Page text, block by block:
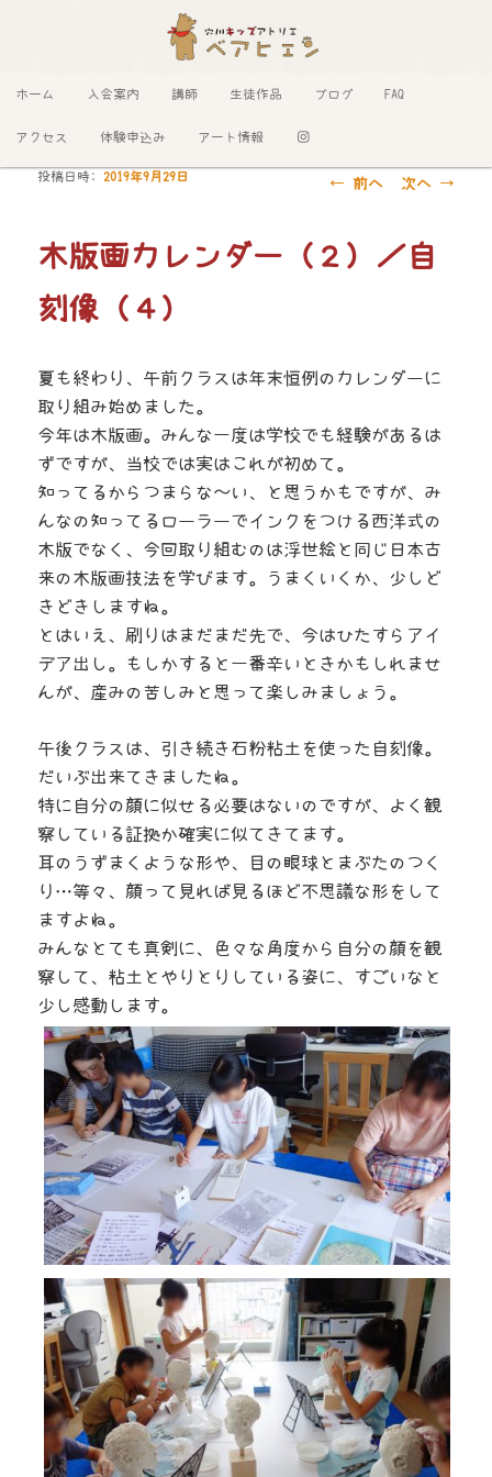
メインメニュー
メインコンテンツへ移動
サブコンテンツへ移動
ホーム 入会案内 講師 生徒作品 ブログ FAQ
アクセス 体験申込み アート情報
←前へ 次へ →
木版画カレンダー（２）／自
刻像（４）
投稿日時:2019年9月29日
夏も終わり、午前クラスは年末恒例のカレンダーに
取り組み始めました。
今年は木版画。みんな一度は学校でも経験があるは
ずですが、当校では実はこれが初めて。
知ってるからつまらな〜い、と思うかもですが、み
んなの知ってるローラーでインクをつける西洋式の
木版でなく、今回取り組むのは浮世絵と同じ日本古
来の木版画技法を学びます。うまくいくか、少しど
きどきしますね。
とはいえ、刷りはまだまだ先で、今はひたすらアイ
デア出し。もしかすると一番辛いときかもしれませ
んが、産みの苦しみと思って楽しみましょう。
午後クラスは、引き続き石粉粘土を使った自刻像。
だいぶ出来てきましたね。
特に自分の顔に似せる必要はないのですが、よく観
察している証拠か確実に似てきてます。
耳のうずまくような形や、目の眼球とまぶたのつく
り…等々、顔って見れば見るほど不思議な形をして
ますよね。
みんなとても真剣に、色々な角度から自分の顔を観
察して、粘土とやりとりしている姿に、すごいなと
少し感動します。